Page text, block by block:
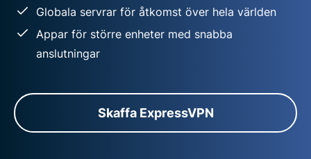
Globala servrar för åtkomst över hela världen
Appar för större enheter med snabba
anslutningar
Skaffa ExpressVPN